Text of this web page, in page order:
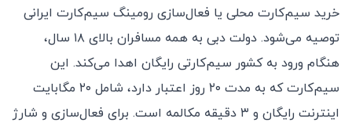
خرید سیم‌کارت محلی یا فعال‌سازی رومینگ سیم‌کارت ایرانی
توصیه می‌شود. دولت دبی به همه مسافران بالای ۱۸ سال،
هنگام ورود به کشور سیم‌کارتی رایگان اهدا می‌کند. این
سیم‌کارت که به مدت ۲۰ روز اعتبار دارد، شامل ۲۰ مگابایت
اینترنت رایگان و ۳ دقیقه مکالمه است. برای فعال‌سازی و شارژ